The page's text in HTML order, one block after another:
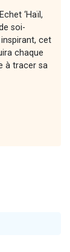
‘Haïl,
soi-
cet
chaque
à tracer sa